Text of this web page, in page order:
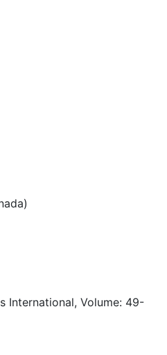
International, Volume: 49-